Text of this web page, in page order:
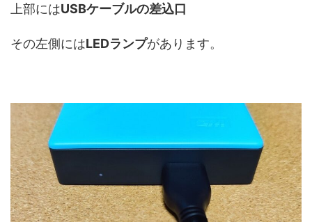
上部にはUSBケーブルの差込口
その左側にはLEDランプがあります。